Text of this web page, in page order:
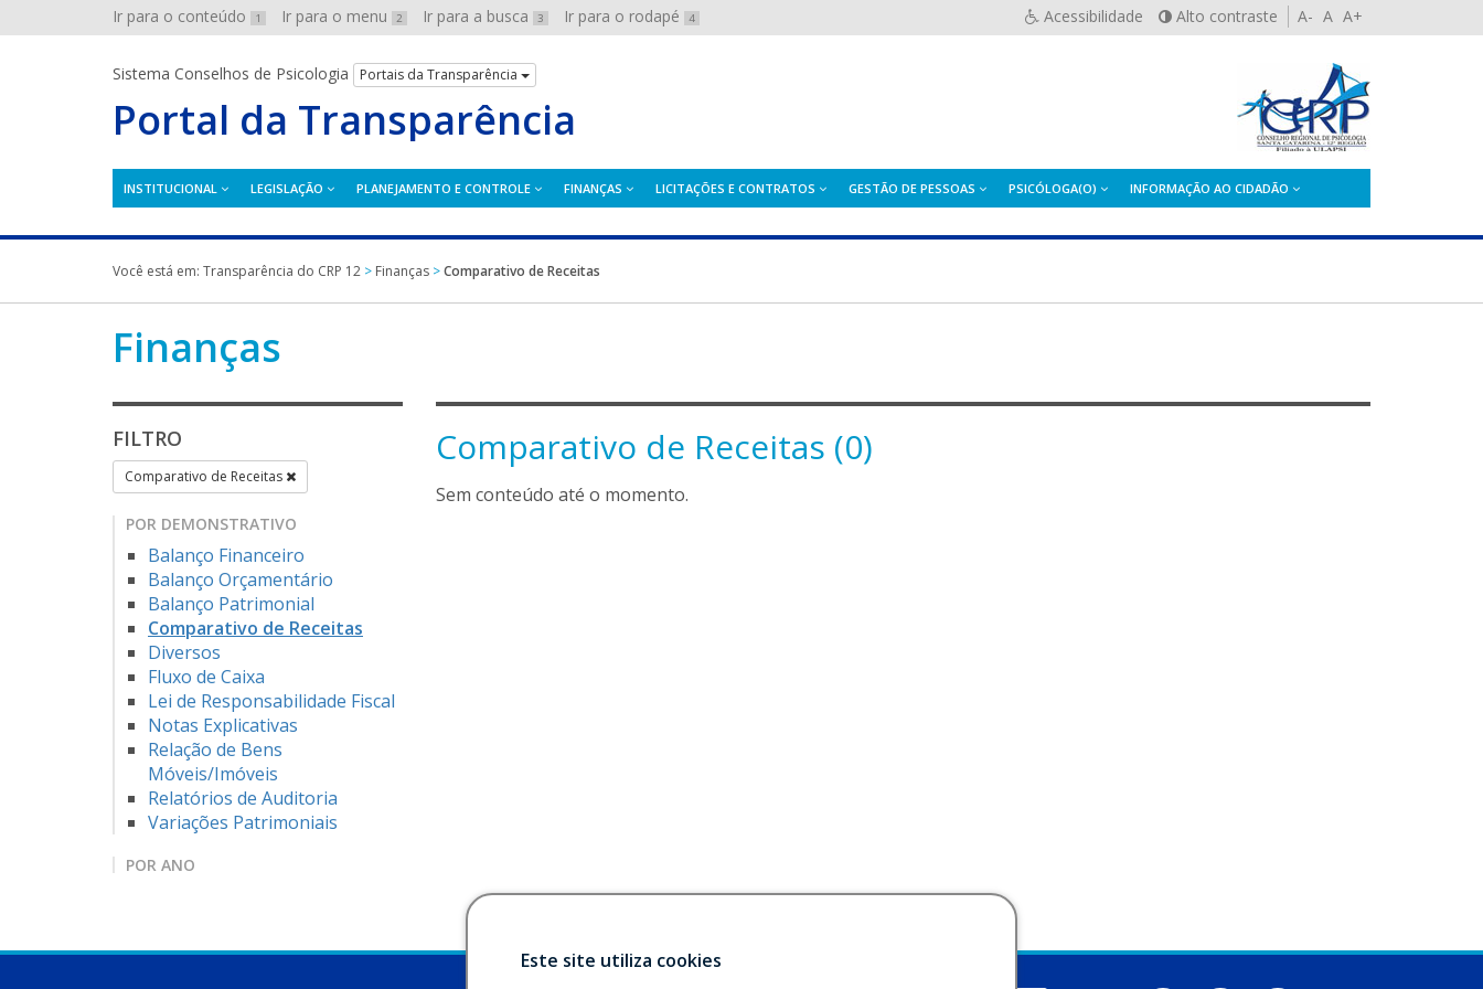
Ir para o conteúdo 1 Ir para o menu 2 Ir para a busca 3 Ir para o rodapé 4 Acessibilidade Alto contraste A- A A+
Sistema Conselhos de Psicologia Portais da Transparência
Portal da Transparência
INSTITUCIONAL LEGISLAÇÃO PLANEJAMENTO E CONTROLE FINANÇAS LICITAÇÕES E CONTRATOS GESTÃO DE PESSOAS PSICÓLOGA(O) INFORMAÇÃO AO CIDADÃO
Você está em: Transparência do CRP 12 > Finanças >Comparativo de Receitas
Finanças
FILTRO
Comparativo de Receitas
POR DEMONSTRATIVO
Balanço Financeiro
Balanço Orçamentário
Balanço Patrimonial
Comparativo de Receitas
Diversos
Fluxo de Caixa
Lei de Responsabilidade Fiscal
Notas Explicativas
Relação de Bens
Móveis/Imóveis
Relatórios de Auditoria
Variações Patrimoniais
POR ANO
Comparativo de Receitas (0)
Sem conteúdo até o momento.
Este site utiliza cookies